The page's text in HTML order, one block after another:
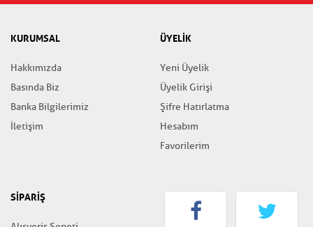
KURUMSAL
Hakkımızda
Basında Biz
Banka Bilgilerimiz
İletişim
ÜYELİK
Yeni Üyelik
Üyelik Girişi
Şifre Hatırlatma
Hesabım
Favorilerim
SİPARİŞ